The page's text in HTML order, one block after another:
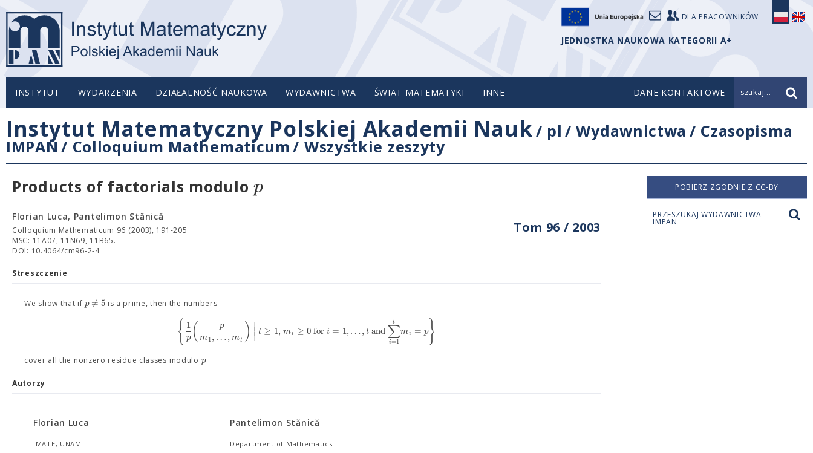
DLA PRACOWNIKÓW
JEDNOSTKA NAUKOWA KATEGORII A+
INSTYTUT WYDARZENIA DZIAŁALNOŚĆ NAUKOWA WYDAWNICTWA ŚWIAT MATEMATYKI INNE DANE KONTAKTOWE szukaj...
Instytut Matematyczny Polskiej Akademii Nauk/ pl /Wydawnictwa / Czasopisma
IMPAN / Colloquium Mathematicum/ Wszystkie zeszyty
Products of factorials modulo p
Tom 96 / 2003
Florian Luca, Pantelimon Stănică
Colloquium Mathematicum 96 (2003), 191-205
MSC: 11A07, 11N69, 11B65.
DOI: 10.4064/cm96-2-4
Streszczenie
We show that ifp ≠ 5 is a prime, then the numbers
{ 1
p (
p
m1, …,mt ) ∣
∣∣ t ≥ 1, mi ≥ 0for i = 1,…,tand ∑
i=1
t
mi = p}
cover all the nonzero residue classes modulo p.
Autorzy
Florian Luca
IMATE, UNAM
Pantelimon Stănică
Department of Mathematics
POBIERZ ZGODNIE Z CC-BY
PRZESZUKAJ WYDAWNICTWA
IMPAN